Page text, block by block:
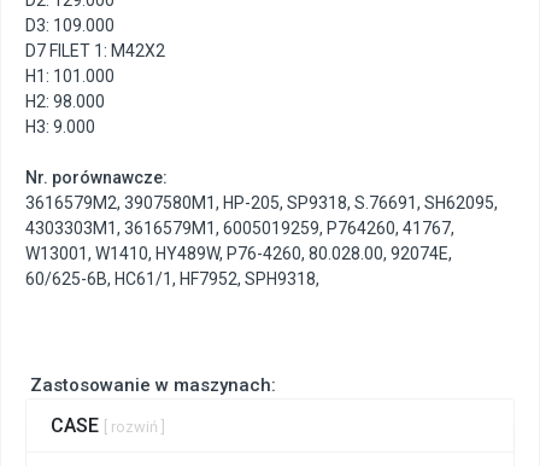
Zastosowanie w maszynach:
CASE [ rozwiń ]
D3: 109.000
D7 FILET 1: M42X2
H1: 101.000
H2: 98.000
H3: 9.000
Nr. porównawcze:
3616579M2, 3907580M1, HP-205, SP9318, S.76691, SH62095,
4303303M1, 3616579M1, 6005019259, P764260, 41767,
W13001, W1410, HY489W, P76-4260, 80.028.00, 92074E,
60/625-6B, HC61/1, HF7952, SPH9318,